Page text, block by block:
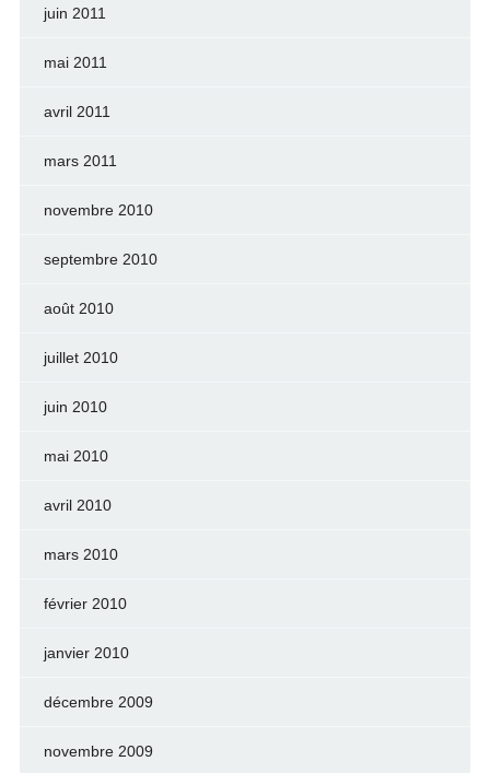
juin 2011
mai 2011
avril 2011
mars 2011
novembre 2010
septembre 2010
août 2010
juillet 2010
juin 2010
mai 2010
avril 2010
mars 2010
février 2010
janvier 2010
décembre 2009
novembre 2009